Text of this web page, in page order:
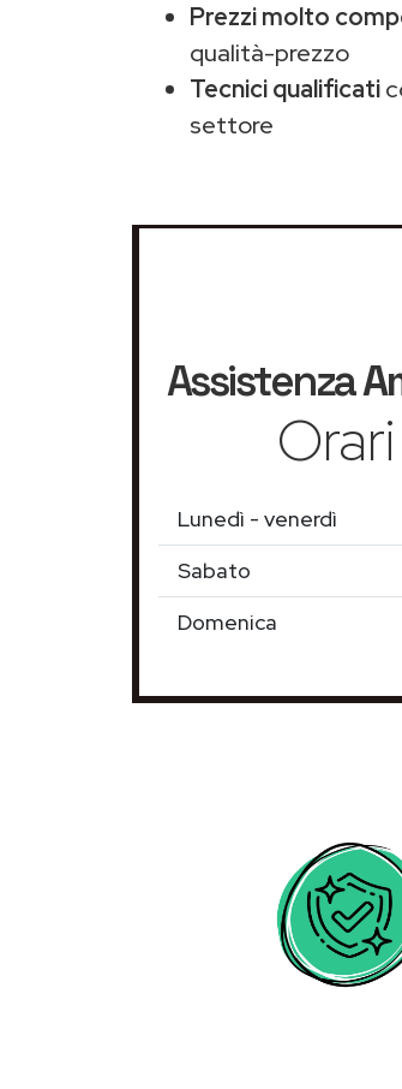
Prezzi molto
qualità-prezzo
Tecnici qualificati
settore
Assistenza
Lunedì - venerdì
Sabato
Domenica